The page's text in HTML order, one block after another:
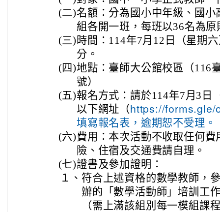
(二)名額：分為國小中年級、國
組各開一班，每班以36名為
(三) 時間：114年7月12日（星期
分。
(四)地點：臺師大公館校區（116
號）
(五)報名方式：請於114年7月3日
以下網址（ https://forms.gle/
填寫報名表，逾期恕不受理。
(六)費用：本次活動不收取任何
險、住宿及交通費請自理。
(七)證書及參加證明：
１、 符合上述資格的數學教師，
辦的「數學活動師」培訓工
（需上滿該組別每一模組課